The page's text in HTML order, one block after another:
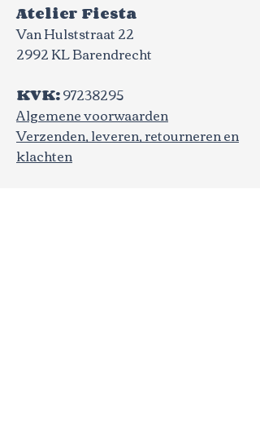
Atelier Fiesta
Van Hulststraat 22
2992 KL Barendrecht
KVK:97238295
Algemene voorwaarden​
Verzenden, leveren, retourneren en
klachten